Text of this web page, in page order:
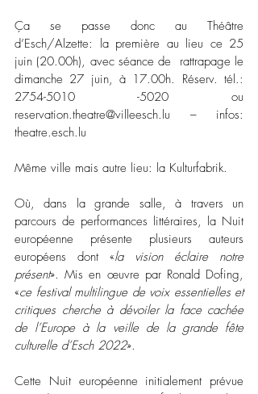
Ça se passe donc au Théâtre
d’Esch/Alzette: la première au lieu ce 25
juin (20.00h), avec séance de  rattrapage le
dimanche 27 juin, à 17.00h. Réserv. tél.:
2754-5010 -5020 ou
reservation.theatre@villeesch.lu – infos:
theatre.esch.lu
Même ville mais autre lieu: la Kulturfabrik.
Où, dans la grande salle, à travers un
parcours de performances littéraires, la Nuit
européenne présente plusieurs auteurs
européens dont «la vision éclaire notre
présent». Mis en œuvre par Ronald Dofing,
«ce festival multilingue de voix essentielles et
critiques cherche à dévoiler la face cachée
de l’Europe à la veille de la grande fête
culturelle d’Esch 2022».
Cette Nuit européenne initialement prévue